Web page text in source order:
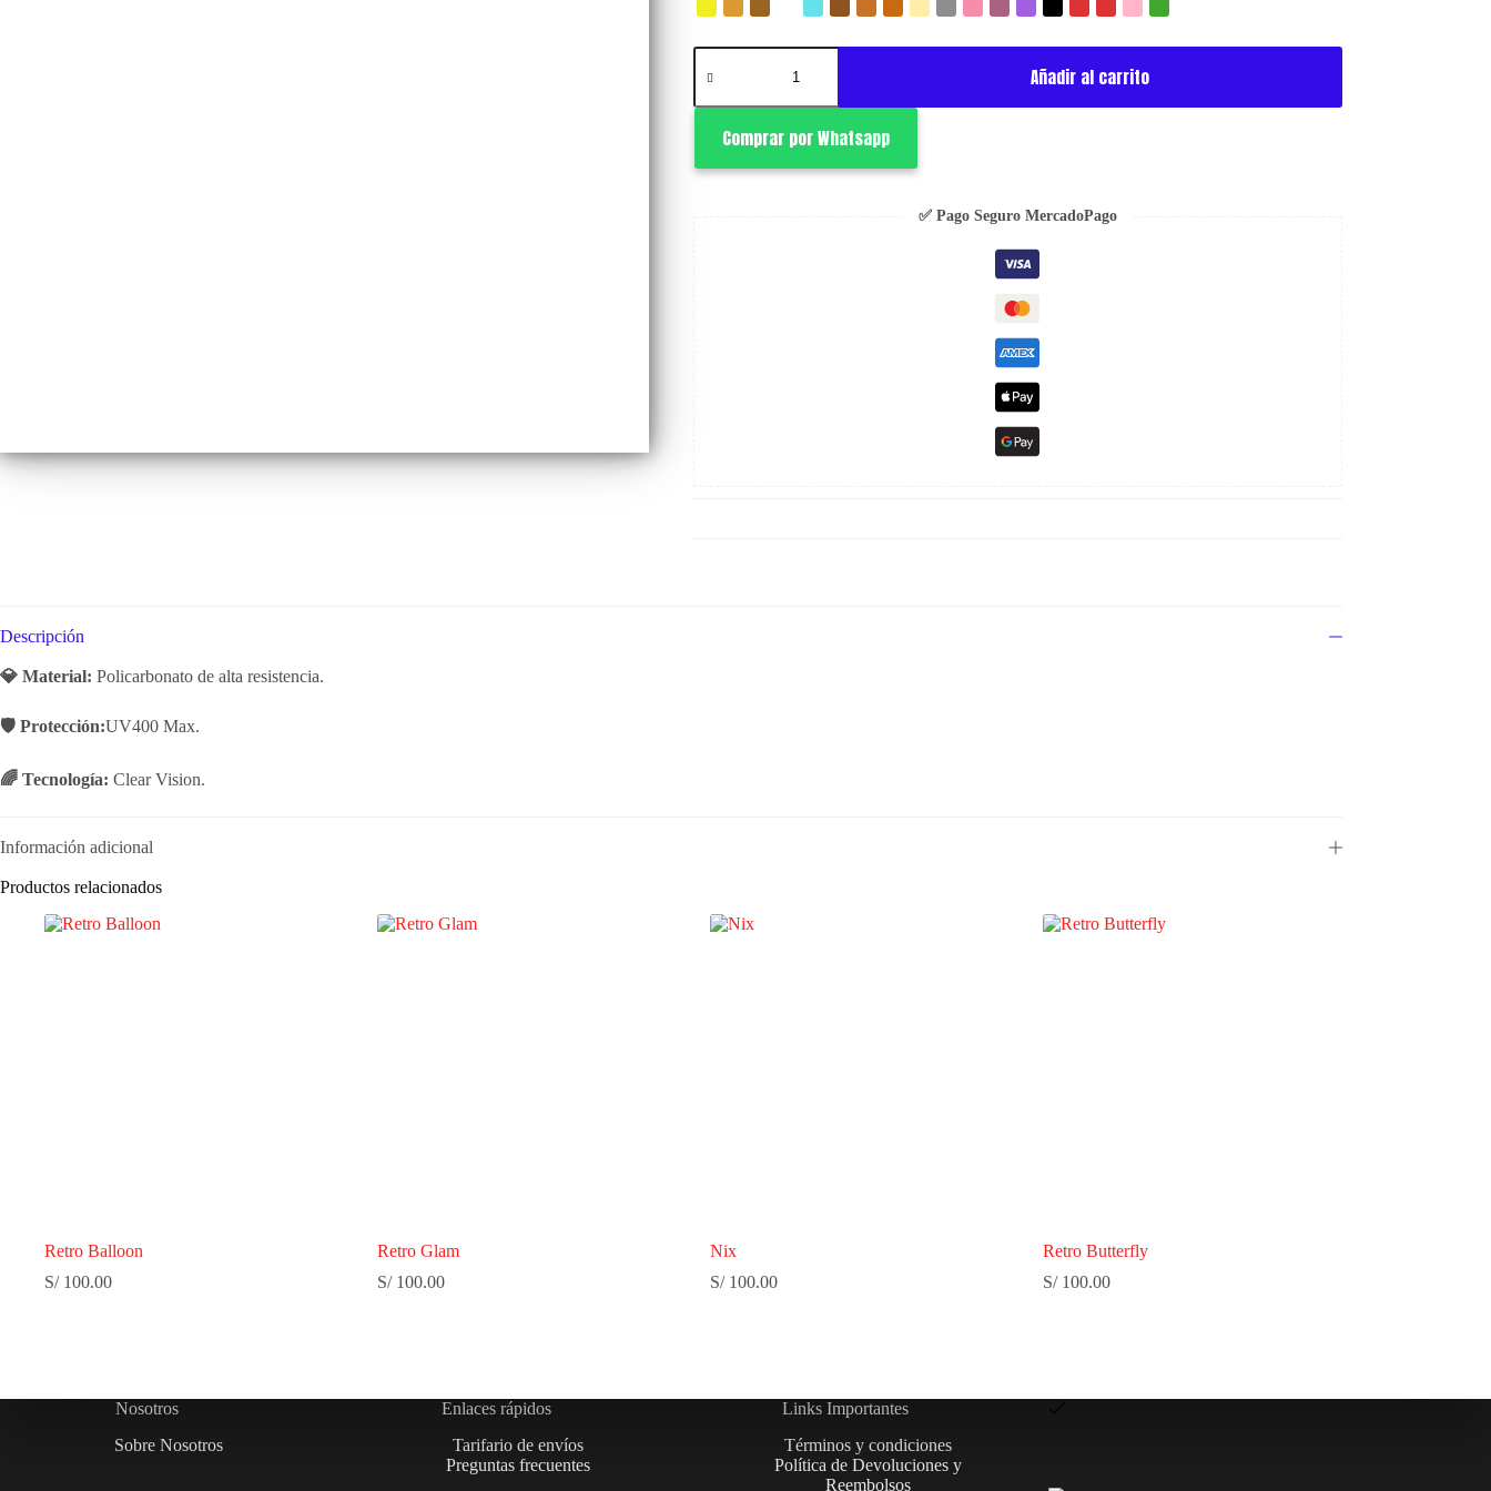
Retro
Classic
Añadir al carrito
Comprar por Whatsapp
✅ Pago Seguro MercadoPago
Descripción
💎 Material: Policarbonato de alta resistencia.
🛡️ Protección:UV400 Max.
🌈 Tecnología: Clear Vision.
Información adicional
Productos relacionados
Retro Balloon
S/100.00
Retro Glam
S/100.00
Nix
S/100.00
Retro Butterfly
S/100.00
Nosotros
Sobre Nosotros
Enlaces rápidos
Tarifario de envíos
Preguntas frecuentes
Links Importantes
Términos y condiciones
Política de Devoluciones y
Reembolsos